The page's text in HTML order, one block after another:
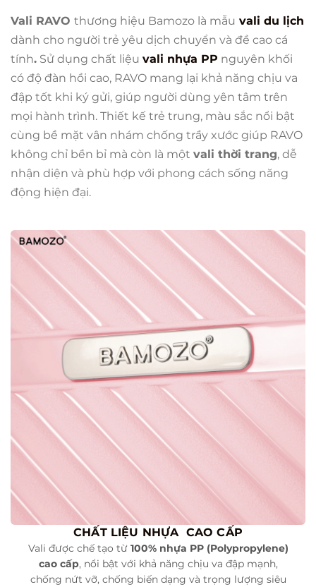
Vali RAVO thương hiệu Bamozo là mẫu vali du lịch
dành cho người trẻ yêu dịch chuyển và đề cao cá
tính. Sử dụng chất liệu vali nhựa PP nguyên khối
có độ đàn hồi cao, RAVO mang lại khả năng chịu va
đập tốt khi ký gửi, giúp người dùng yên tâm trên
mọi hành trình. Thiết kế trẻ trung, màu sắc nổi bật
cùng bề mặt vân nhám chống trầy xước giúp RAVO
không chỉ bền bỉ mà còn là một vali thời trang, dễ
nhận diện và phù hợp với phong cách sống năng
động hiện đại.
CHẤT LIỆU NHỰA CAO CẤP
Vali được chế tạo từ 100% nhựa PP (Polypropylene)
cao cấp, nổi bật với khả năng chịu va đập mạnh,
chống nứt vỡ, chống biến dạng và trọng lượng siêu